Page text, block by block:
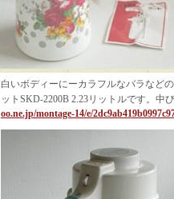
白いボディーにーカラフルなバラなど
ットSKD-2200B 2.23リットルです。中
oo.ne.jp/montage-14/e/